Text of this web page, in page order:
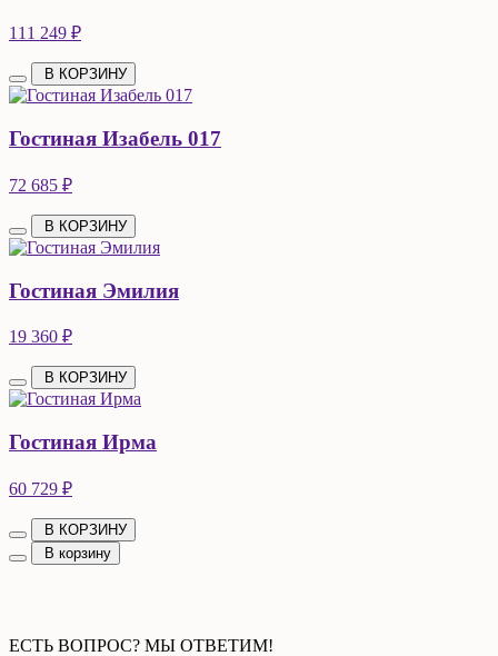
111 249 ₽
В КОРЗИНУ
Гостиная Изабель 017
72 685 ₽
В КОРЗИНУ
Гостиная Эмилия
19 360 ₽
В КОРЗИНУ
Гостиная Ирма
60 729 ₽
В КОРЗИНУ
В корзину
ЕСТЬ ВОПРОС? МЫ ОТВЕТИМ!